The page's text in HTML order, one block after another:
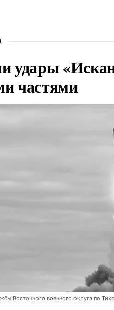
удары
частями
Восточного военного округа по